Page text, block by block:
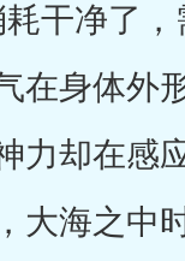
干净了，
在身体外
力却在感
大海之中